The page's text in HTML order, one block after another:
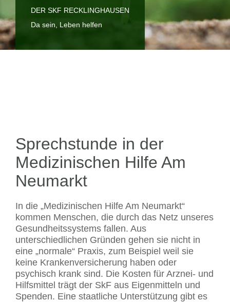
DER SKF RECKLINGHAUSEN
Da sein, Leben helfen
Sprechstunde in der
Medizinischen Hilfe Am
Neumarkt
In die „Medizinischen Hilfe Am Neumarkt“
kommen Menschen, die durch das Netz unseres
Gesundheitssystems fallen. Aus
unterschiedlichen Gründen gehen sie nicht in
eine „normale“ Praxis, zum Beispiel weil sie
keine Krankenversicherung haben oder
psychisch krank sind. Die Kosten für Arznei- und
Hilfsmittel trägt der SkF aus Eigenmitteln und
Spenden. Eine staatliche Unterstützung gibt es